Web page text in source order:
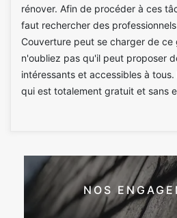
rénover. Afin de procéder à ces
faut rechercher des
Couverture peut se charger de
n'oubliez pas qu'il peut proposer
intéressants et accessibles à
qui est totalement gratuit et sans
NOS